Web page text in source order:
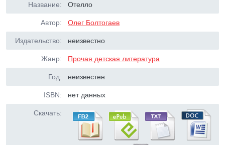
Название: Отелло
Автор: Олег Болтогаев
Издательство: неизвестно
Жанр: Прочая детская литература
Год: неизвестен
ISBN: нет данных
Скачать: